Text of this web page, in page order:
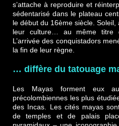
s’attache à reproduire et
sédentarisé dans le plateau
le début du 16ème siècle.
leur culture… au même titre
L’arrivée des conquistadors
la fin de leur règne.
… diffère du tatouage
Les Mayas forment eux
précolombiennes les plus
des Incas. Les cités mayas
de temples et de palais